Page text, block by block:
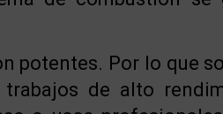
potentes. Por lo que
de alto